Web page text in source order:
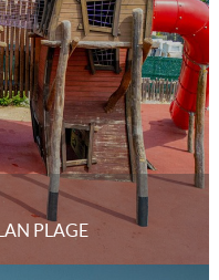
PLAGE